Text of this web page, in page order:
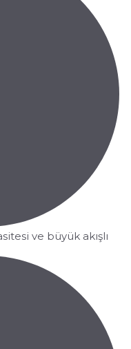
ve büyük akışlı